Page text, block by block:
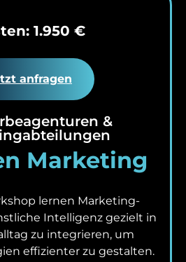
1.950 €
anfragen
&
Marketing
lernen Marketing-
Intelligenz gezielt in
zu integrieren, um
effizienter zu gestalten.